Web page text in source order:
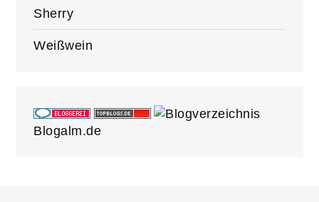
Sherry
Weißwein
Blogalm.de